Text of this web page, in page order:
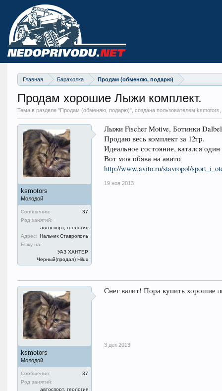
Главная Барахолка Продам (обменяю, подарю)
Продам хорошие Лыжи комплект.
Тема в разделе "Продам (обменяю, подарю)", создана пользователем ksmotors,
ksmotors
Молодой
Сообщения:
37
Род занятий:
автоспорт, геология
Адрес: Нальчик Ставрополь
Езжу на:
УАЗ ХАНТЕР
Черный(продал) Hilux
Лыжи Fischer Motive, Ботинки
Продаю весь комплект за 12тр.
Идеальное состояние, катался
Вот моя обява на авито
http://www.avito.ru/stavropol/
19 ноя 2013
ksmotors
Молодой
Сообщения:
37
Род занятий:
автоспорт, геология
Снег валит! Пора купить хорошие
3 дек 2013